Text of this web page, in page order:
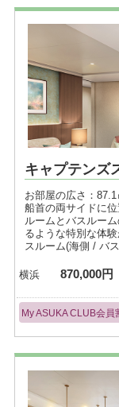
キャプテンズ
お部屋の広さ：87.1
船首の両サイドに
ルームとバスルー
るような特別な体
スルーム(海側 / バ
横浜 870,000円
My ASUKA CLUB会員